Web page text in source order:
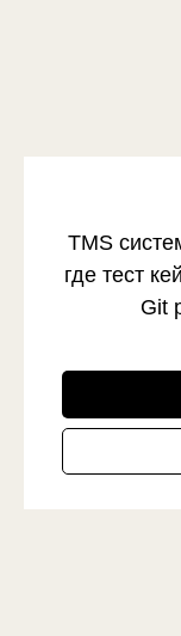
TMS
где тест
Git